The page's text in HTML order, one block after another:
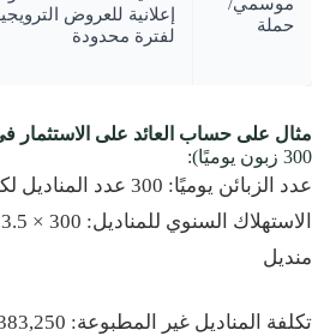
حملة
إعلانية للعروض
لفترة محدودة
مثال على حساب العائد على الاستثمار
300 زبون يوميًا):
منديل